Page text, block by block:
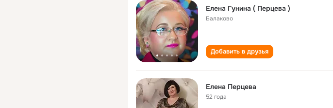
Елена Гунина ( Перцева )
Балаково
Добавить в друзья
Елена Перцева
52 года